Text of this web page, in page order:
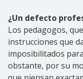
¿Un defecto
Los pedagogos,
instrucciones que
imposibilitados
obstante, por su